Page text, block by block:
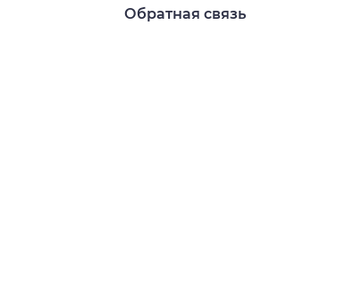
Обратная связь